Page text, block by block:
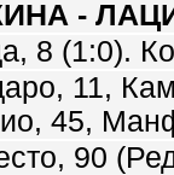
-
8 (1:0).
11,
45,
90